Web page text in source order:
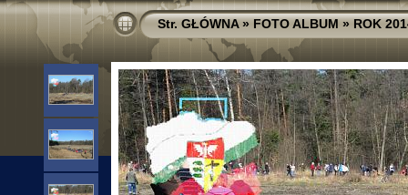
Str. GŁÓWNA»FOTO ALBUM»ROK